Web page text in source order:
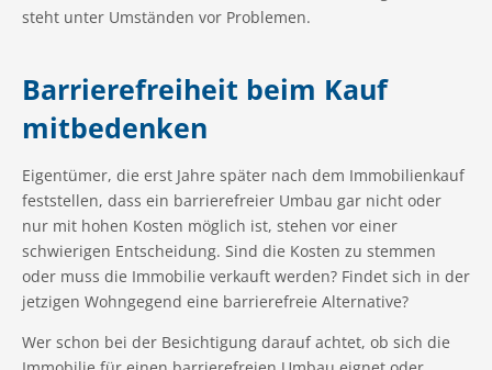
steht unter Umständen vor Problemen.
Barrierefreiheit beim Kauf
mitbedenken
Eigentümer, die erst Jahre später nach dem Immobilienkauf
feststellen, dass ein barrierefreier Umbau gar nicht oder
nur mit hohen Kosten möglich ist, stehen vor einer
schwierigen Entscheidung. Sind die Kosten zu stemmen
oder muss die Immobilie verkauft werden? Findet sich in der
jetzigen Wohngegend eine barrierefreie Alternative?
Wer schon bei der Besichtigung darauf achtet, ob sich die